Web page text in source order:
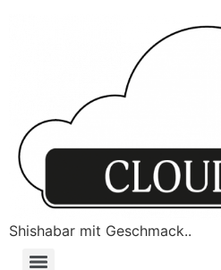
Shishabar mit Geschmack..